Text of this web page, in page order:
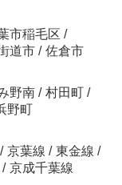
市稲毛区 /
道市 / 佐倉市
野南 / 村田町 /
野町
/ 京葉線 / 東金線 /
/ 京成千葉線